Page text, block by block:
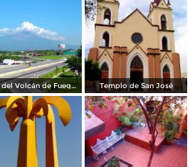
Vista del Volcán de Fuego desde Colima Templo de San José